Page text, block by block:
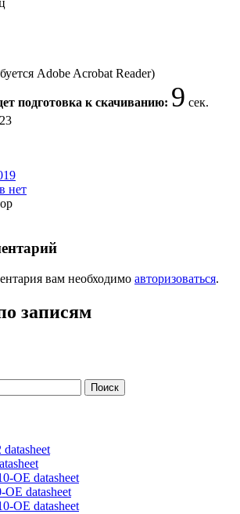
Adobe Acrobat Reader)
подготовка к скачиванию: 9 сек.
нет
вам необходимо авторизоваться.
записям
OE datasheet
datasheet
OE datasheet